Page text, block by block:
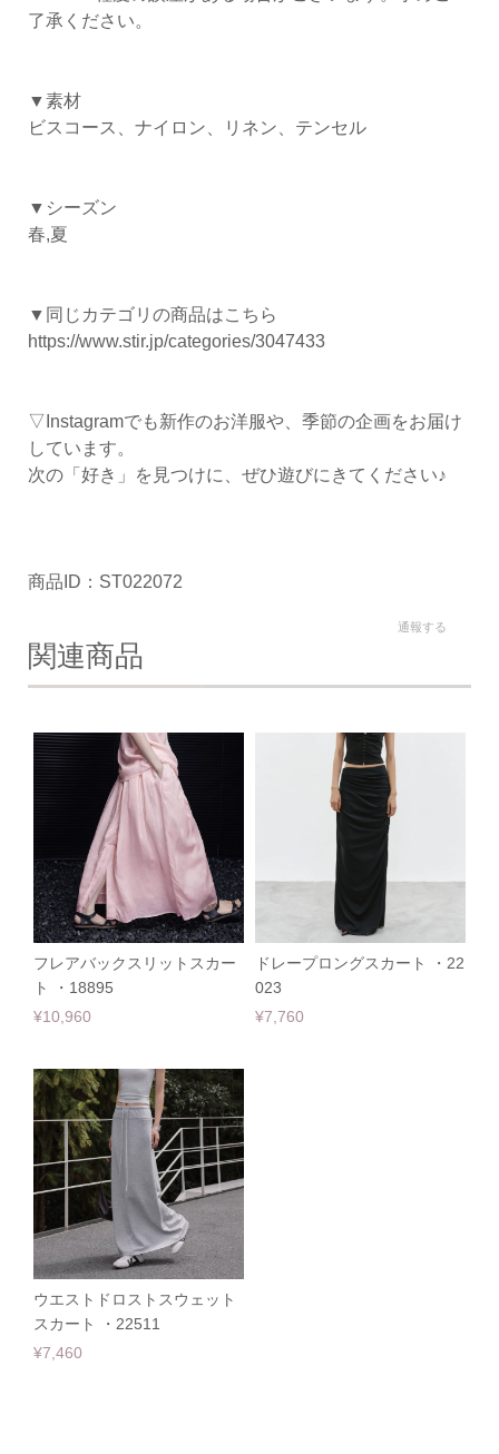
了承ください。
▼素材
ビスコース、ナイロン、リネン、テンセル
▼シーズン
春,夏
▼同じカテゴリの商品はこちら
https://www.stir.jp/categories/3047433
▽Instagramでも新作のお洋服や、季節の企画をお届け
しています。
次の「好き」を見つけに、ぜひ遊びにきてください♪
商品ID：ST022072
通報する
関連商品
フレアバックスリットスカー
ト ・18895
¥10,960
ドレープロングスカート ・22
023
¥7,760
ウエストドロストスウェット
スカート ・22511
¥7,460